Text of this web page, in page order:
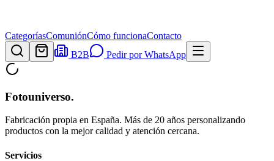
CategoríasComuniónCómo funcionaContacto
B2B
Pedir por WhatsApp
Fotouniverso.
Fabricación propia en España. Más de 20 años personalizando
productos con la mejor calidad y atención cercana.
Servicios